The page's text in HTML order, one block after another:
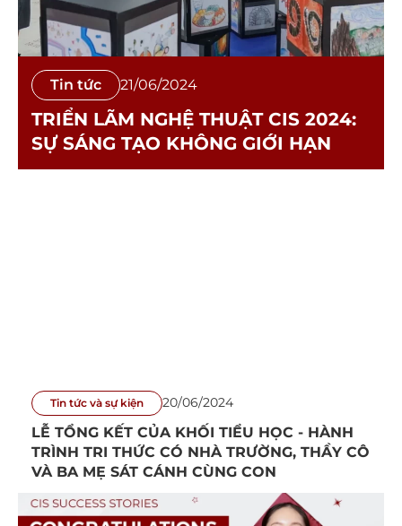
Tin tức 21/06/2024
TRIỂN LÃM NGHỆ THUẬT CIS 2024:
SỰ SÁNG TẠO KHÔNG GIỚI HẠN
Tin tức và sự kiện 20/06/2024
LỄ TỔNG KẾT CỦA KHỐI TIỂU HỌC - HÀNH
TRÌNH TRI THỨC CÓ NHÀ TRƯỜNG, THẦY CÔ
VÀ BA MẸ SÁT CÁNH CÙNG CON